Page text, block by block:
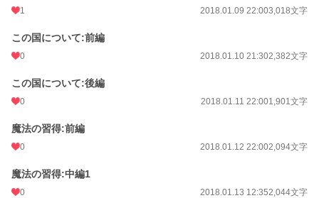
1 2018.01.09 22:003,018文字
この国について:前編
0 2018.01.10 21:302,382文字
この国について:後編
0 2018.01.11 22:001,901文字
魔法の習得:前編
0 2018.01.12 22:002,094文字
魔法の習得:中編1
0 2018.01.13 12:352,044文字